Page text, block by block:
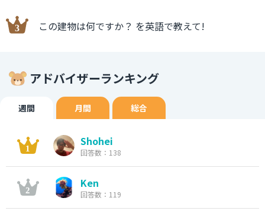
この建物は何ですか？ を英語で教えて!
アドバイザーランキング
週間 月間 総合
Shohei
回答数：138
Ken
回答数：119